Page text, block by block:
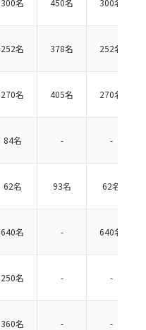
252名 378名 252名
270名 405名 270名
84名 - -
62名 93名 62名
640名 - 640名
250名 - -
360名 - -